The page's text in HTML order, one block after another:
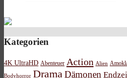
Kategorien
4K UltraHD Abenteuer Action Alien
Bodyhorror DramaDämonen